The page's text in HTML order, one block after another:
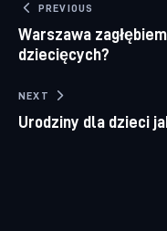
Nawigacja
PREVIOUS
Warszawa
dziecięcych?
NEXT
Urodziny dla dzieci